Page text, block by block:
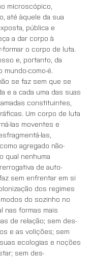
microscópico,
até àquele da sua
pública e
a dar corpo à
formar o corpo de luta.
e, portanto, da
mundo-como-é.
se faz sem que se
e a cada uma das suas
constituintes,
Um corpo de luta
las moventes e
las,
agregado não-
qual nenhuma
de auto-
sem enfrentar em si
dos regimes
do sozinho no
nas formas mais
de relação; sem des-
e as volições; sem
ecologias e noções
sem des-